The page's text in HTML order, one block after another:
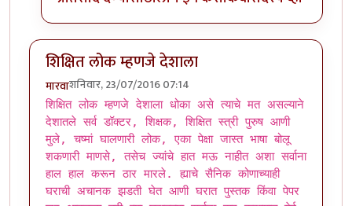
शिक्षित लोक म्हणजे देशाला
मारवाशनिवार, 23/07/2016 07:14
शिक्षित लोक म्हणजे देशाला धोका असे त्याचे मत असल्याने
देशातले सर्व डॉक्टर, शिक्षक, शिक्षित स्त्री पुरुष आणी
मुले, चष्मां घालणारी लोक, एका पेक्षा जास्त भाषा बोलू
शकणारी माणसे, तसेच ज्यांचे हात मऊ नाहीत अशा सर्वाना
हाल हाल करून ठार मारले. ह्याचे सैनिक कोणाच्याही
घराची अचानक झडती घेत आणी घरात पुस्तक किंवा पेपर